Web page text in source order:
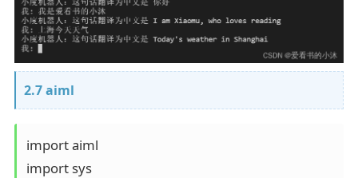
2.7 aiml
import aiml
import sys